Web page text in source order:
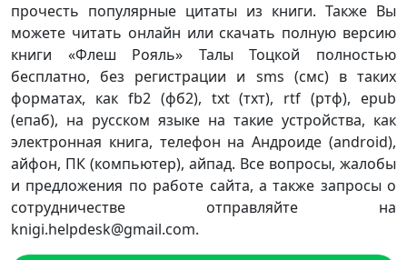
прочесть популярные цитаты из книги. Также Вы
можете читать онлайн или скачать полную версию
книги «Флеш Рояль» Талы Тоцкой полностью
бесплатно, без регистрации и sms (смс) в таких
форматах, как fb2 (фб2), txt (тхт), rtf (ртф), epub
(епаб), на русском языке на такие устройства, как
электронная книга, телефон на Андроиде (android),
айфон, ПК (компьютер), айпад. Все вопросы, жалобы
и предложения по работе сайта, а также запросы о
сотрудничестве отправляйте на
knigi.helpdesk@gmail.com.